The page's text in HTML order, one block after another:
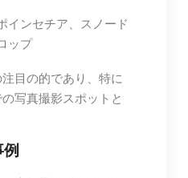
インセチア、スノード
ップ
目の的であり、特に
写真撮影スポットと